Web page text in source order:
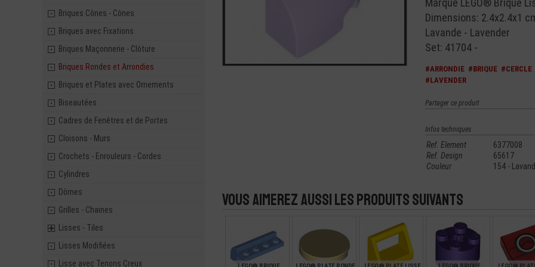
Briques Cônes - Cônes
Briques avec Fixations
Briques Maçonnerie - Clôture
Briques Rondes et Arrondies
Briques et Plates avec Ornements
Biseautées
Cadres de Fenêtres et de Portes
Cloisons - Murs
Crochets - Enrouleurs - Cordes
Cylindres
Dômes
Grilles - Chaines
Lisses - Tiles
Lisses Modifiées
Lisse avec Tenons Creux
Marque LEGO® Brique
Dimensions: 2.4x2.4x1
Lavande - Lavender
Set: 41704 -
#ARRONDIE #BRIQUE #CERCLE
#LAVENDER
Partager ce produit
Infos techniques
Ref. Element
6377008
Ref. Design
65617
Couleur
154 -
Vous aimerez aussi les produits suivants